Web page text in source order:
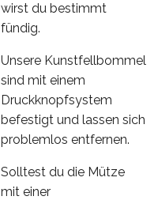
wirst du bestimmt
fündig.
Unsere Kunstfellbommel
sind mit einem
Druckknopfsystem
befestigt und lassen sich
problemlos entfernen.
Solltest du die Mütze
mit einer